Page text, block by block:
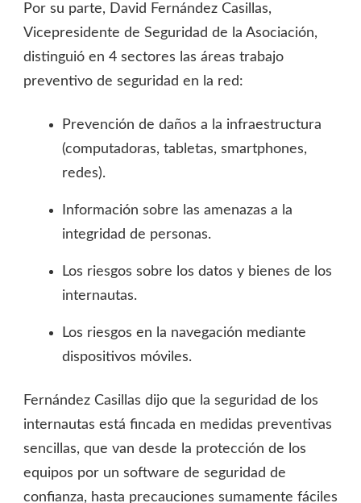
Por su parte, David Fernández Casillas,
Vicepresidente de Seguridad de la Asociación,
distinguió en 4 sectores las áreas trabajo
preventivo de seguridad en la red:
Prevención de daños a la infraestructura
(computadoras, tabletas, smartphones,
redes).
Información sobre las amenazas a la
integridad de personas.
Los riesgos sobre los datos y bienes de los
internautas.
Los riesgos en la navegación mediante
dispositivos móviles.
Fernández Casillas dijo que la seguridad de los
internautas está fincada en medidas preventivas
sencillas, que van desde la protección de los
equipos por un software de seguridad de
confianza, hasta precauciones sumamente fáciles